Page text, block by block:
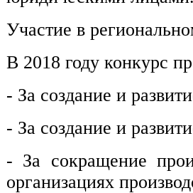
Участие в
В 2018 году конкурс
- За создание и
- За создание и
- За сокращение
организациях